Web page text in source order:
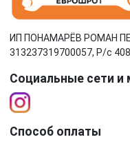
ИП ПОНАМАРЁВ РОМАН
313237319700057, Р/c
Социальные сети и
Способ оплаты